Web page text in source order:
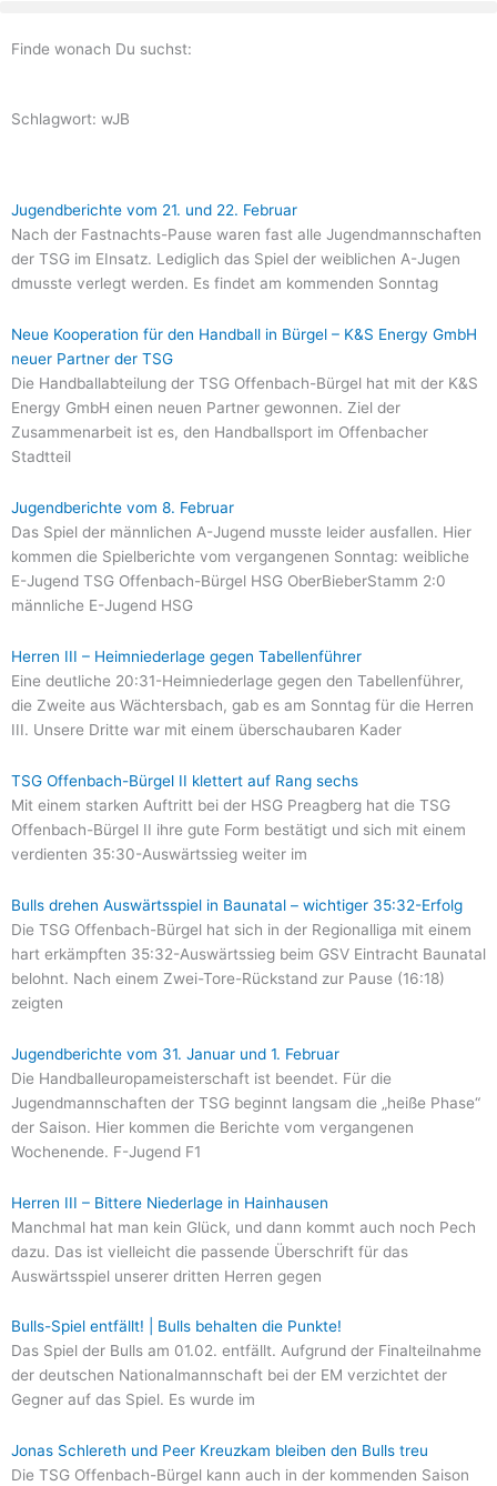
springen
Finde wonach Du suchst:
Schlagwort: wJB
Jugendberichte vom 21. und 22. Februar
Nach der Fastnachts-Pause waren fast alle Jugendmannschaften
der TSG im EInsatz. Lediglich das Spiel der weiblichen A-Jugen
dmusste verlegt werden. Es findet am kommenden Sonntag
Neue Kooperation für den Handball in Bürgel – K&S Energy GmbH
neuer Partner der TSG
Die Handballabteilung der TSG Offenbach-Bürgel hat mit der K&S
Energy GmbH einen neuen Partner gewonnen. Ziel der
Zusammenarbeit ist es, den Handballsport im Offenbacher
Stadtteil
Jugendberichte vom 8. Februar
Das Spiel der männlichen A-Jugend musste leider ausfallen. Hier
kommen die Spielberichte vom vergangenen Sonntag: weibliche
E-Jugend TSG Offenbach-Bürgel HSG OberBieberStamm 2:0
männliche E-Jugend HSG
Herren III – Heimniederlage gegen Tabellenführer
Eine deutliche 20:31-Heimniederlage gegen den Tabellenführer,
die Zweite aus Wächtersbach, gab es am Sonntag für die Herren
III. Unsere Dritte war mit einem überschaubaren Kader
TSG Offenbach-Bürgel II klettert auf Rang sechs
Mit einem starken Auftritt bei der HSG Preagberg hat die TSG
Offenbach-Bürgel II ihre gute Form bestätigt und sich mit einem
verdienten 35:30-Auswärtssieg weiter im
Bulls drehen Auswärtsspiel in Baunatal – wichtiger 35:32-Erfolg
Die TSG Offenbach-Bürgel hat sich in der Regionalliga mit einem
hart erkämpften 35:32-Auswärtssieg beim GSV Eintracht Baunatal
belohnt. Nach einem Zwei-Tore-Rückstand zur Pause (16:18)
zeigten
Jugendberichte vom 31. Januar und 1. Februar
Die Handballeuropameisterschaft ist beendet. Für die
Jugendmannschaften der TSG beginnt langsam die „heiße Phase“
der Saison. Hier kommen die Berichte vom vergangenen
Wochenende. F-Jugend F1
Herren III – Bittere Niederlage in Hainhausen
Manchmal hat man kein Glück, und dann kommt auch noch Pech
dazu. Das ist vielleicht die passende Überschrift für das
Auswärtsspiel unserer dritten Herren gegen
Bulls-Spiel entfällt! | Bulls behalten die Punkte!
Das Spiel der Bulls am 01.02. entfällt. Aufgrund der Finalteilnahme
der deutschen Nationalmannschaft bei der EM verzichtet der
Gegner auf das Spiel. Es wurde im
Jonas Schlereth und Peer Kreuzkam bleiben den Bulls treu
Die TSG Offenbach-Bürgel kann auch in der kommenden Saison
Seite
Seite
Seite
Seite
Seite